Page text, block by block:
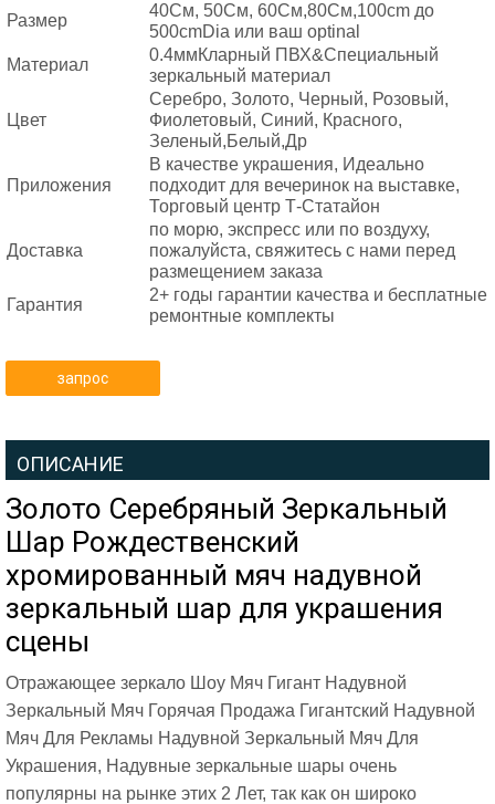
Размер
40См, 50См, 60См,80См,100cm до
500cmDia или ваш optinal
Материал
0.4ммКларный ПВХ&Специальный
зеркальный материал
Цвет
Серебро, Золото, Черный, Розовый,
Фиолетовый, Синий, Красного,
Зеленый,Белый,Др
Приложения
В качестве украшения, Идеально
подходит для вечеринок на выставке,
Торговый центр Т-Статайон
Доставка
по морю, экспресс или по воздуху,
пожалуйста, свяжитесь с нами перед
размещением заказа
Гарантия
2+ годы гарантии качества и бесплатные
ремонтные комплекты
запрос
ОПИСАНИЕ
Золото Серебряный Зеркальный
Шар Рождественский
хромированный мяч надувной
зеркальный шар для украшения
сцены
Отражающее зеркало Шоу Мяч Гигант Надувной
Зеркальный Мяч Горячая Продажа Гигантский Надувной
Мяч Для Рекламы Надувной Зеркальный Мяч Для
Украшения, Надувные зеркальные шары очень
популярны на рынке этих 2 Лет, так как он широко